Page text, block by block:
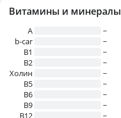
Витамины и минералы
A
~
b-car
~
В1
~
B2
~
Холин
~
B5
~
B6
~
B9
~
B12
~